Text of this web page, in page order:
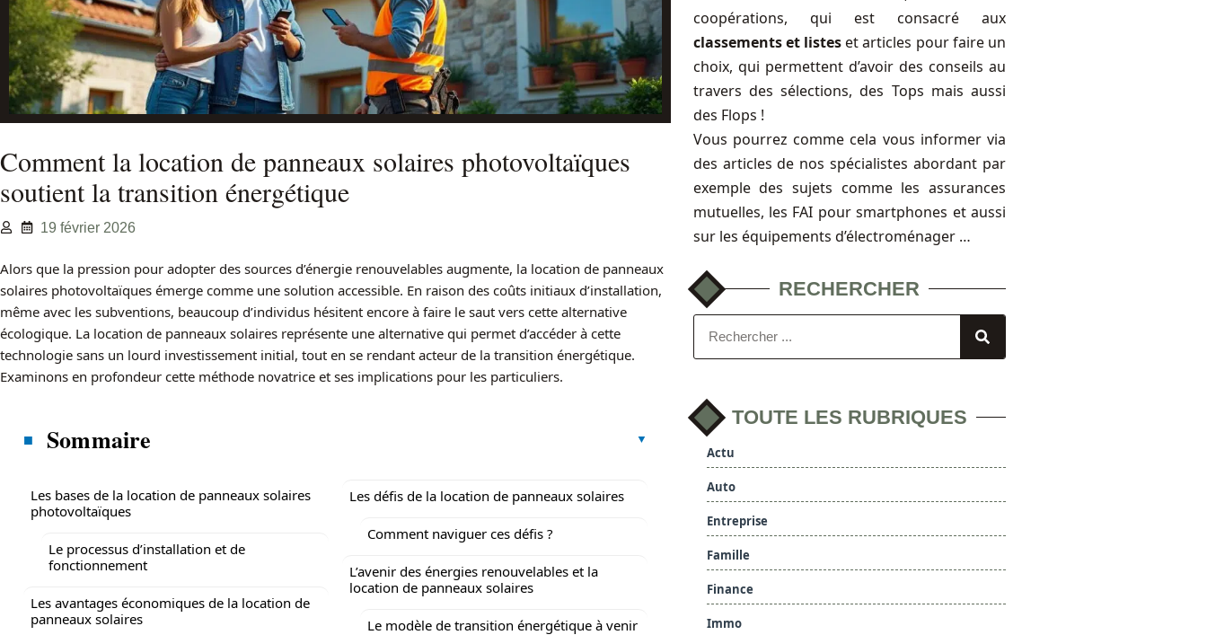
Comment la location de panneaux solaires photovoltaïques
soutient la transition énergétique
19 février 2026
Alors que la pression pour adopter des sources d’énergie renouvelables augmente, la location de panneaux
solaires photovoltaïques émerge comme une solution accessible. En raison des coûts initiaux d’installation,
même avec les subventions, beaucoup d’individus hésitent encore à faire le saut vers cette alternative
écologique. La location de panneaux solaires représente une alternative qui permet d’accéder à cette
technologie sans un lourd investissement initial, tout en se rendant acteur de la transition énergétique.
Examinons en profondeur cette méthode novatrice et ses implications pour les particuliers.
Sommaire
Les bases de la location de panneaux solaires
photovoltaïques
Le processus d’installation et de
fonctionnement
Les avantages économiques de la location de
panneaux solaires
Les défis de la location de panneaux solaires
Comment naviguer ces défis ?
L’avenir des énergies renouvelables et la
location de panneaux solaires
Le modèle de transition énergétique à venir
coopérations, qui est consacré aux
classements et listeset articles pour faire un
choix, qui permettent d’avoir des conseils au
travers des sélections, des Tops mais aussi
des Flops !
Vous pourrez comme cela vous informer via
des articles de nos spécialistes abordant par
exemple des sujets comme les assurances
mutuelles, les FAI pour smartphones et aussi
sur les équipements d’électroménager …
RECHERCHER
TOUTE LES RUBRIQUES
Actu
Auto
Entreprise
Famille
Finance
Immo